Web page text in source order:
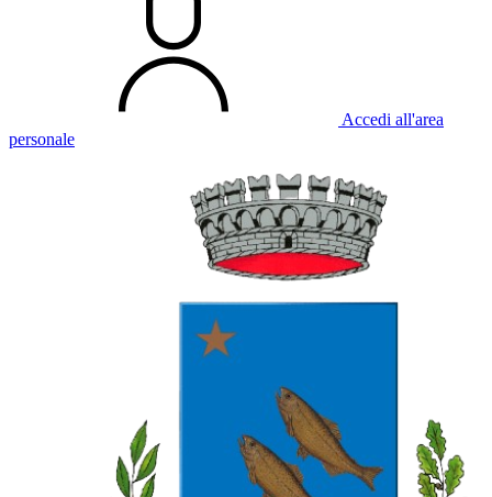
Accedi all'area
personale